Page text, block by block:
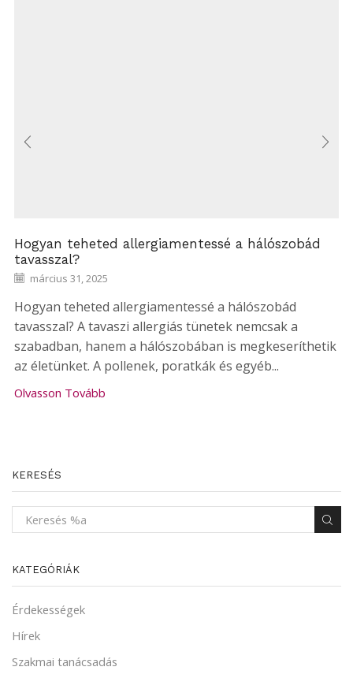
Hogyan teheted allergiamentessé a hálószobád
tavasszal?
március 31, 2025
Hogyan teheted allergiamentessé a hálószobád
tavasszal? A tavaszi allergiás tünetek nemcsak a
szabadban, hanem a hálószobában is megkeseríthetik
az életünket. A pollenek, poratkák és egyéb...
Olvasson Tovább
KERESÉS
KATEGÓRIÁK
Érdekességek
Hírek
Szakmai tanácsadás